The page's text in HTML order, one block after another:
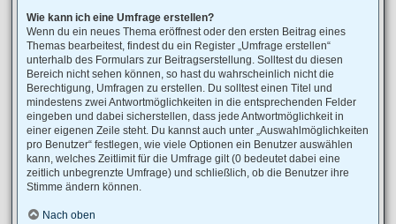
Wie kann ich eine Umfrage erstellen?
Wenn du ein neues Thema eröffnest oder den ersten Beitrag eines
Themas bearbeitest, findest du ein Register „Umfrage erstellen“
unterhalb des Formulars zur Beitragserstellung. Solltest du diesen
Bereich nicht sehen können, so hast du wahrscheinlich nicht die
Berechtigung, Umfragen zu erstellen. Du solltest einen Titel und
mindestens zwei Antwortmöglichkeiten in die entsprechenden Felder
eingeben und dabei sicherstellen, dass jede Antwortmöglichkeit in
einer eigenen Zeile steht. Du kannst auch unter „Auswahlmöglichkeiten
pro Benutzer“ festlegen, wie viele Optionen ein Benutzer auswählen
kann, welches Zeitlimit für die Umfrage gilt (0 bedeutet dabei eine
zeitlich unbegrenzte Umfrage) und schließlich, ob die Benutzer ihre
Stimme ändern können.
Nach oben